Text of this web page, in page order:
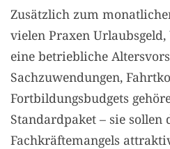
Zusätzlich zum
vielen Praxen
eine betriebliche
Sachzuwendungen,
Fortbildungsbudgets
Standardpaket – sie sollen
Fachkräftemangels